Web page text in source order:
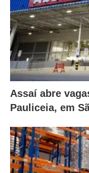
Assaí abre
Pauliceia, em